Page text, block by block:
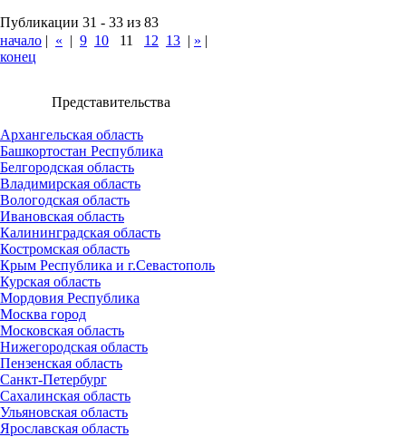
Публикации 31 - 33 из 83
начало | « | 9 10 11 12 13 | » |
конец
Представительства
Архангельская область
Башкортостан Республика
Белгородская область
Владимирская область
Вологодская область
Ивановская область
Калининградская область
Костромская область
Крым Республика и г.Севастополь
Курская область
Мордовия Республика
Москва город
Московская область
Нижегородская область
Пензенская область
Санкт-Петербург
Сахалинская область
Ульяновская область
Ярославская область